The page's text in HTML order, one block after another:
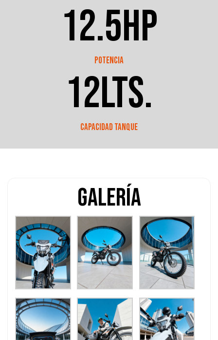
Potencia
12.5hp
Capacidad tanque
12lts.
Galería